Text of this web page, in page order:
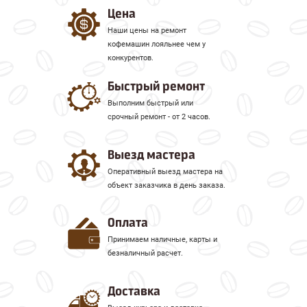
кофемашин Franke:
устройство не включается
вода для кофе не греется
кофемолка не перемалывает кофе
кофемашина протекает
аппарат не наливает кофе
неисправностей, лучше сразу
обратиться к профессионалу, который
устранит все поломки. К тому же, в
самостоятельно, можно усугубить
неисправность, что значительно
повысит стоимость ремонта. Вот
профессионалам своего дела – в наш
Цена
Наши цены на ремонт
кофемашин лояльнее чем у
конкурентов.
Быстрый ремонт
Выполним быстрый или
срочный ремонт - от 2 часов.
Выезд мастера
Оперативный выезд мастера на
объект заказчика в день заказа.
Оплата
Принимаем наличные, карты и
безналичный расчет.
Доставка